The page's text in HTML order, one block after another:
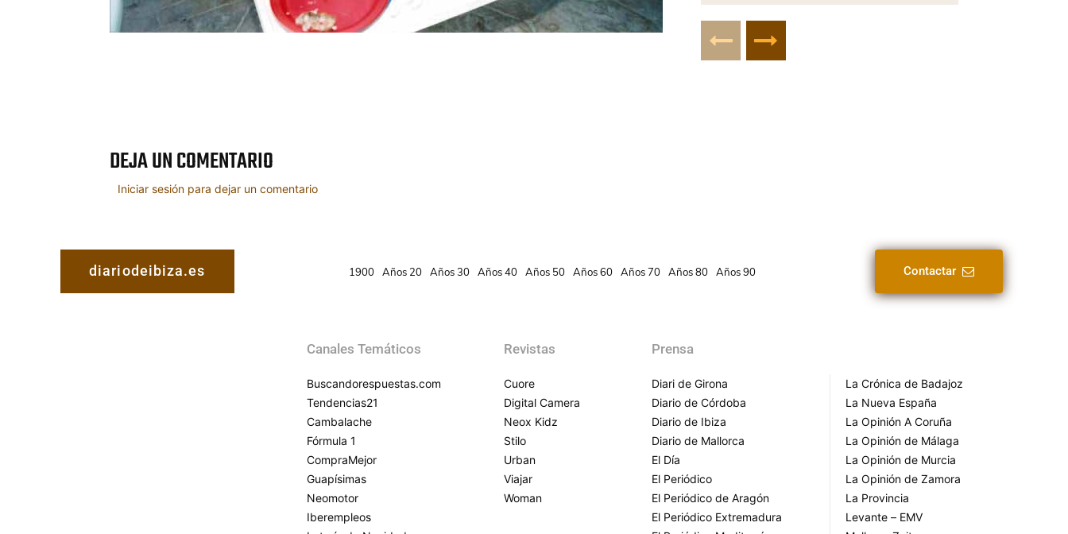
DEJA UN COMENTARIO
Iniciar sesión para dejar un comentario
diariodeibiza.es 1900 Años 20 Años 30 Años 40 Años 50 Años 60 Años 70 Años 80 Años 90 Contactar
Canales Temáticos
Buscandorespuestas.com
Tendencias21
Cambalache
Fórmula 1
CompraMejor
Guapísimas
Neomotor
Iberempleos
Revistas
Cuore
Digital Camera
Neox Kidz
Stilo
Urban
Viajar
Woman
Prensa
Diari de Girona
Diario de Córdoba
Diario de Ibiza
Diario de Mallorca
El Día
El Periódico
El Periódico de Aragón
El Periódico Extremadura
La Crónica de Badajoz
La Nueva España
La Opinión A Coruña
La Opinión de Málaga
La Opinión de Murcia
La Opinión de Zamora
La Provincia
Levante – EMV